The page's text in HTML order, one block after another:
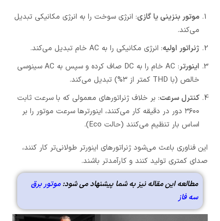
موتور بنزینی یا گازی: انرژی سوخت را به انرژی مکانیکی تبدیل
می‌کند.
ژنراتور اولیه: انرژی مکانیکی را به AC خام تبدیل می‌کند.
اینورتر
: AC خام را به DC صاف کرده و سپس به AC سینوسی
خالص (با THD کمتر از ۳%) تبدیل می‌کند.
کنترل سرعت: بر خلاف ژنراتورهای معمولی که با سرعت ثابت
۳۶۰۰ دور در دقیقه کار می‌کنند، اینورترها سرعت موتور را بر
اساس بار تنظیم می‌کنند (حالت Eco).
این فناوری باعث می‌شود ژنراتورهای اینورتر طولانی‌تر کار کنند،
صدای کمتری تولید کنند و کارآمدتر باشند.
مطالعه این مقاله نیز به شما پیشنهاد می شود: موتور برق
سه فاز